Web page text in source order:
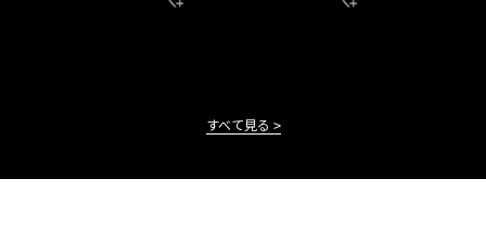
すべて見る